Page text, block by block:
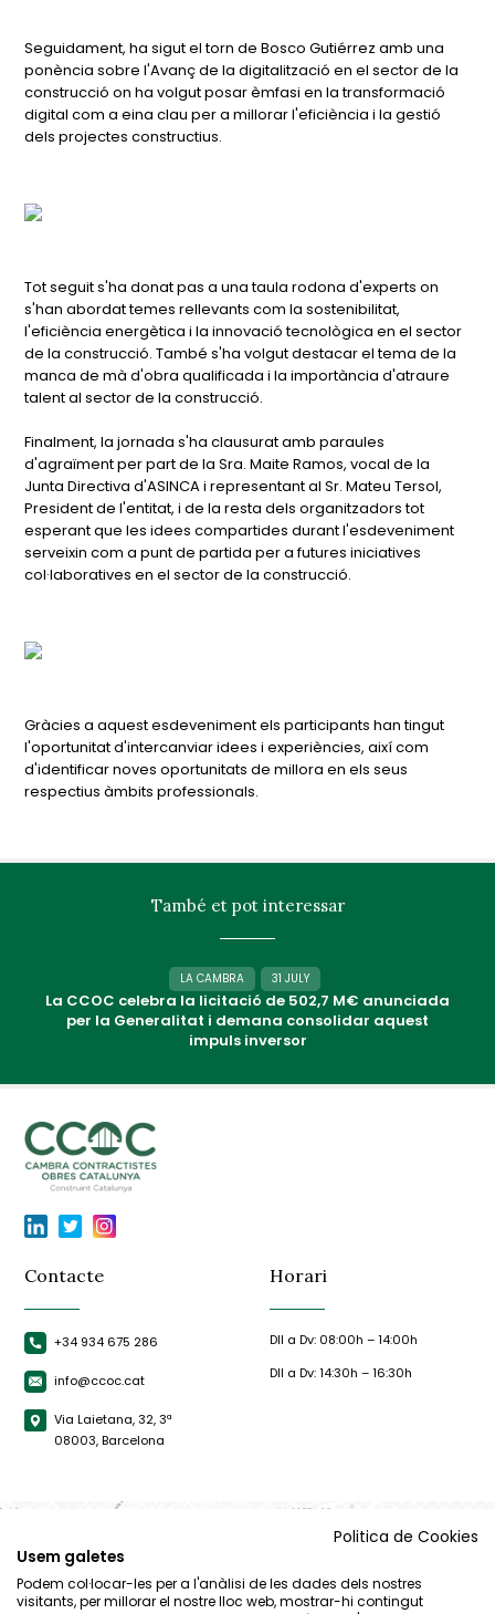
Seguidament, ha sigut el torn de Bosco Gutiérrez amb una
ponència sobre l'Avanç de la digitalització en el sector de la
construcció on ha volgut posar èmfasi en la transformació
digital com a eina clau per a millorar l'eficiència i la gestió
dels projectes constructius.
Tot seguit s'ha donat pas a una taula rodona d'experts on
s'han abordat temes rellevants com la sostenibilitat,
l'eficiència energètica i la innovació tecnològica en el sector
de la construcció. També s'ha volgut destacar el tema de la
manca de mà d'obra qualificada i la importància d'atraure
talent al sector de la construcció.
Finalment, la jornada s'ha clausurat amb paraules
d'agraïment per part de la Sra. Maite Ramos, vocal de la
Junta Directiva d'ASINCA i representant al Sr. Mateu Tersol,
President de l'entitat, i de la resta dels organitzadors tot
esperant que les idees compartides durant l'esdeveniment
serveixin com a punt de partida per a futures iniciatives
col·laboratives en el sector de la construcció.
Gràcies a aquest esdeveniment els participants han tingut
l'oportunitat d'intercanviar idees i experiències, així com
d'identificar noves oportunitats de millora en els seus
respectius àmbits professionals.
També et pot interessar
LA CAMBRA 31 JULY
La CCOC celebra la licitació de 502,7 M€ anunciada
per la Generalitat i demana consolidar aquest
impuls inversor
Contacte
+34 934 675 286
info@ccoc.cat
Via Laietana, 32, 3ª
08003, Barcelona
Horari
Dll a Dv: 08:00h – 14:00h
Dll a Dv: 14:30h – 16:30h
Politica de Cookies
Usem galetes
Podem col·locar-les per a l'anàlisi de les dades dels nostres
visitants, per millorar el nostre lloc web, mostrar-hi contingut